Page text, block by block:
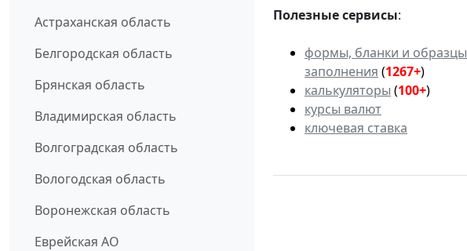
Астраханская область
Белгородская область
Брянская область
Владимирская область
Волгоградская область
Вологодская область
Воронежская область
Еврейская АО
Полезные сервисы:
формы, бланки и образцы
заполнения (1267+)
калькуляторы (100+)
курсы валют
ключевая ставка